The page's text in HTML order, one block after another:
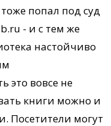
попал под суд
- и с тем же
настойчиво
это вовсе не
книги можно и
Посетители могут